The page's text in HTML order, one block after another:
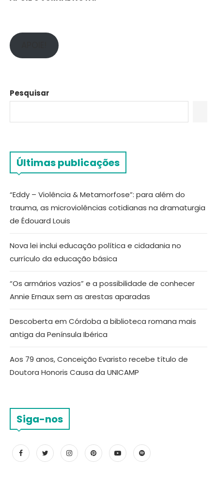
Pesquisar
Últimas publicações
“Eddy – Violência & Metamorfose”: para além do
trauma, as microviolências cotidianas na dramaturgia
de Édouard Louis
Nova lei inclui educação política e cidadania no
currículo da educação básica
“Os armários vazios” e a possibilidade de conhecer
Annie Ernaux sem as arestas aparadas
Descoberta em Córdoba a biblioteca romana mais
antiga da Península Ibérica
Aos 79 anos, Conceição Evaristo recebe título de
Doutora Honoris Causa da UNICAMP
Siga-nos